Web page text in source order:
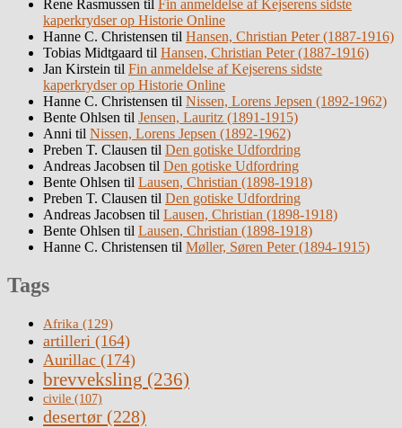
Rene Rasmussen til
Fin anmeldelse af Kejserens sidste
kaperkrydser op Historie Online
Hanne C. Christensen til Hansen, Christian Peter (1887-1916)
Tobias Midtgaard til Hansen, Christian Peter (1887-1916)
Jan Kirstein til Fin anmeldelse af Kejserens sidste
kaperkrydser op Historie Online
Hanne C. Christensen til Nissen, Lorens Jepsen (1892-1962)
Bente Ohlsen til Jensen, Lauritz (1891-1915)
Anni til Nissen, Lorens Jepsen (1892-1962)
Preben T. Clausen til Den gotiske Udfordring
Andreas Jacobsen til Den gotiske Udfordring
Bente Ohlsen til Lausen, Christian (1898-1918)
Preben T. Clausen til Den gotiske Udfordring
Andreas Jacobsen til Lausen, Christian (1898-1918)
Bente Ohlsen til Lausen, Christian (1898-1918)
Hanne C. Christensen til Møller, Søren Peter (1894-1915)
Tags
Afrika (129)
artilleri (164)
Aurillac (174)
brevveksling (236)
civile (107)
desertør (228)